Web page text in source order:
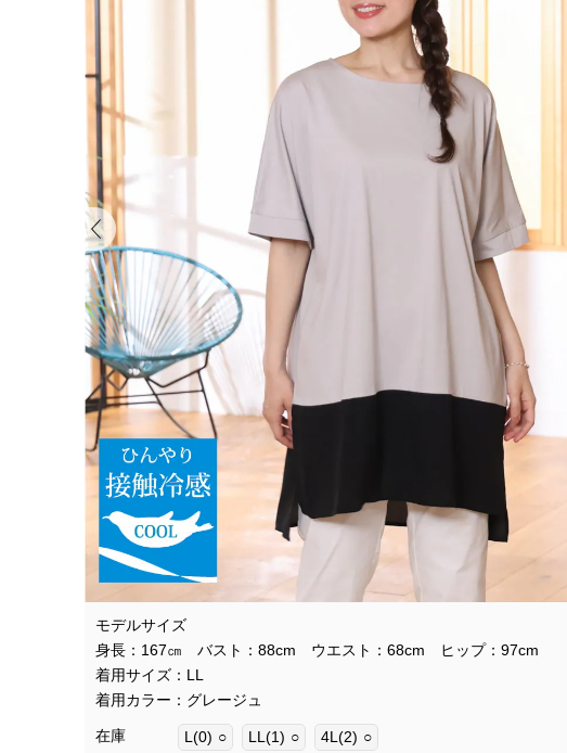
モデルサイズ
身長：167㎝ バスト：88cm ウエスト：68cm ヒップ：97cm
着用サイズ：LL
着用カラー：グレージュ
在庫 L(0) ○ LL(1) ○ 4L(2) ○